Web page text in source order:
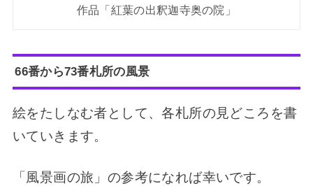
作品「紅葉の出釈迦寺奥の院」
66番から73番札所の風景
絵をたしなむ者として、各札所の見どころを書
いていきます。
「風景画の旅」の参考になれば幸いです。